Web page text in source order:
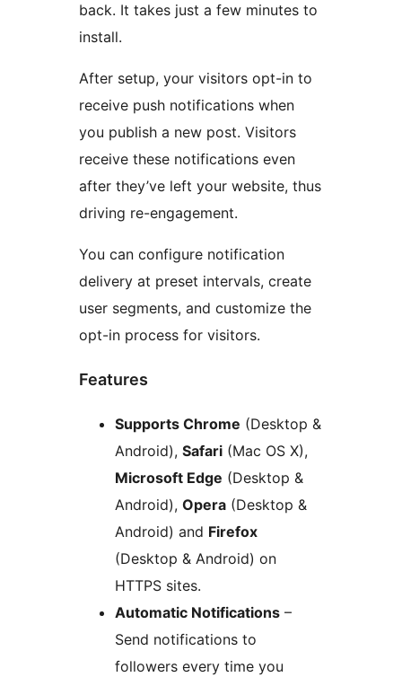
back. It takes just a few minutes to
install.
After setup, your visitors opt-in to
receive push notifications when
you publish a new post. Visitors
receive these notifications even
after they’ve left your website, thus
driving re-engagement.
You can configure notification
delivery at preset intervals, create
user segments, and customize the
opt-in process for visitors.
Features
Supports Chrome (Desktop &
Android), Safari (Mac OS X),
Microsoft Edge (Desktop &
Android), Opera (Desktop &
Android) and Firefox
(Desktop & Android) on
HTTPS sites.
Automatic Notifications –
Send notifications to
followers every time you